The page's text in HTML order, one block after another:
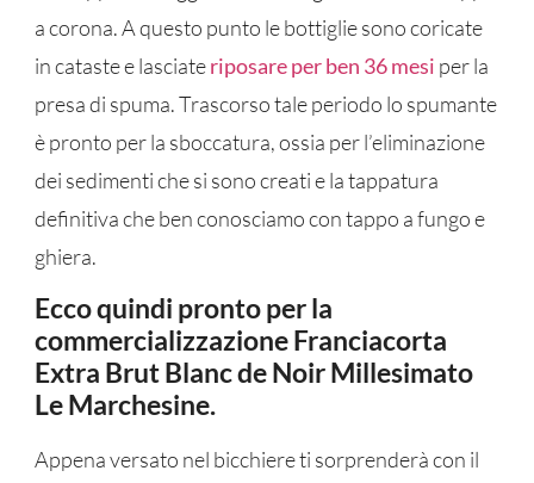
a corona. A questo punto le bottiglie sono coricate
in cataste e lasciateriposare per ben 36 mesi per la
presa di spuma. Trascorso tale periodo lo spumante
è pronto per la sboccatura, ossia per l’eliminazione
dei sedimenti che si sono creati e la tappatura
definitiva che ben conosciamo con tappo a fungo e
ghiera.
Ecco quindi pronto per la
commercializzazione Franciacorta
Extra Brut Blanc de Noir Millesimato
Le Marchesine.
Appena versato nel bicchiere ti sorprenderà con il